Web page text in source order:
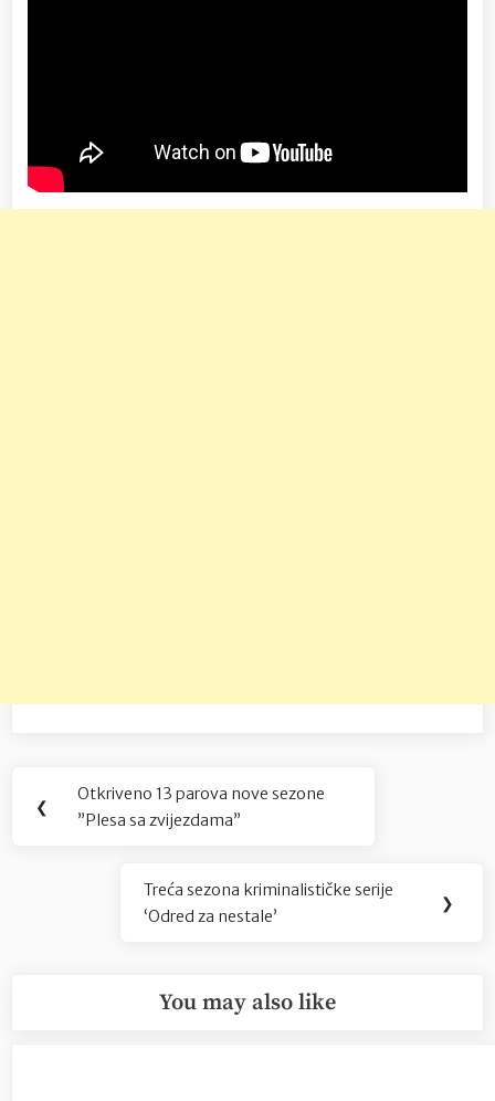
Navigacija
objava
❮
Previous
Post:
Otkriveno 13 parova nove sezone
”Plesa sa zvijezdama”
Next
Post:
Treća sezona kriminalističke serije
‘Odred za nestale’
❯
You may also like